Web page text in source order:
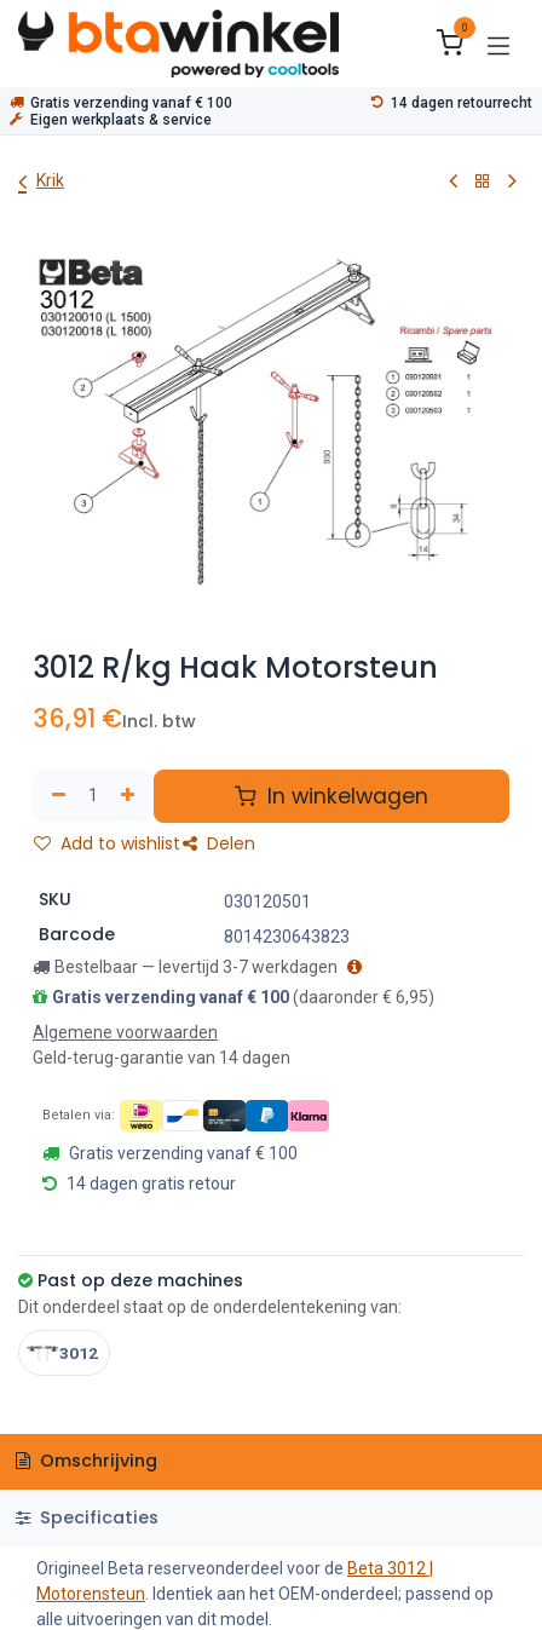
Overslaan naar inhoud
0
Gratis verzending vanaf € 100
14 dagen retourrecht
Eigen werkplaats & service
Krik
3012 R/kg Haak Motorsteun
36,91 €Incl. btw
In winkelwagen
Add to wishlist Delen
SKU 030120501
Barcode
8014230643823
Bestelbaar — levertijd 3-7 werkdagen
Gratis verzending vanaf € 100(daaronder € 6,95)
Algemene voorwaarden
Geld-terug-garantie van 14 dagen
Betalen via:
Gratis verzending vanaf € 100
14 dagen gratis retour
Past op deze machines
Dit onderdeel staat op de onderdelentekening van:
3012
Omschrijving
Specificaties
Origineel Beta reserveonderdeel voor de Beta 3012 |
Motorensteun . Identiek aan het OEM-onderdeel; passend op
alle uitvoeringen van dit model.